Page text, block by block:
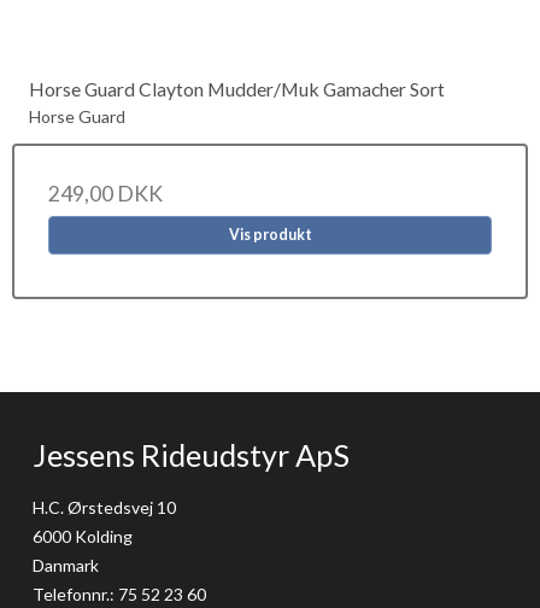
Horse Guard Clayton Mudder/Muk Gamacher Sort
Horse Guard
249,00 DKK
Vis produkt
Jessens Rideudstyr ApS
H.C. Ørstedsvej 10
6000 Kolding
Danmark
Telefonnr.: 75 52 23 60